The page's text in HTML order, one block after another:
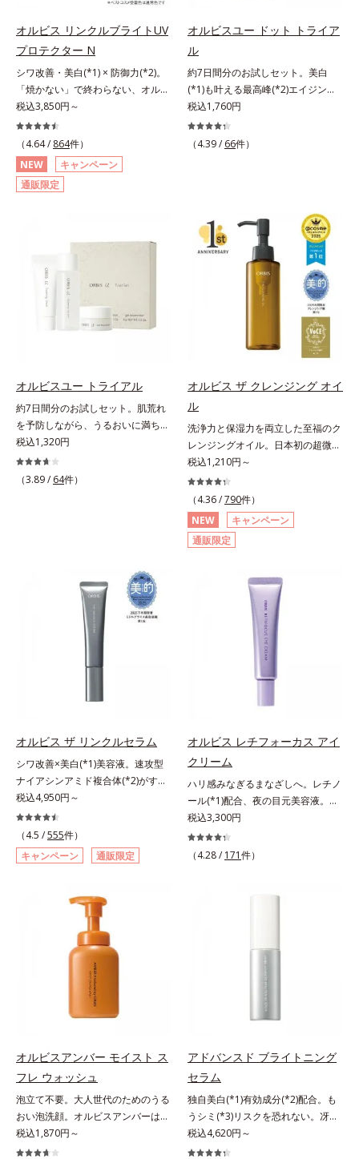
オルビス リンクルブライトUV
プロテクター N
シワ改善・美白(*1) × 防御力(*2)。
「焼かない」で終わらない、オルビ
ス最高峰(*3)日焼け止め。シワ改
善・美白(*1) × 防御力(*2)「焼かな
い」で終わらないオルビス最高峰
(*3)顔用日焼け止めです。ポーラ化
成の独自研究による、紫外線に反応
して強固な膜を形成する技術「瞬間
厚く強靭に進化することで、紫外線
守り、美容成分(*5)の浸透を促進
(*6)します。有効成分「ナイアシン
アミド」配合。真皮のコラーゲン産
生を促進し今あるシワを改善。メラ
プローチ。保湿成分が日中の肌にも
うるおいを与え、明るくなめらかな
肌へ導きます。さらに落ちにくくす
るとキシキシし、塗りごこちを優先
すると膜がくずれやすくなる日焼け
止めのジレンマを解消すべく試作を
ながら、白浮きしにくい処方に。シ
ワ改善・美白を叶えながら、紫外線
を味方にしてあなたの肌を守る最高
峰顔用日焼け止めです。*1 メラニ
ンの生成を抑え、シミ・ソバカスを
膜ができ始めることで膜が強くくず
れにくくなり、密閉することで保湿
成分を浸透促進すること（角層ま
で）*5 保湿成分*6 角層まで＜使用
量目安＞大きめのパール1粒程度
※全顔使用の場合＜使用ステップ＞
洗顔料 ⇒ 化粧水 ⇒ 保湿液 ⇒オル
ビス リンクルブライトUVプロテク
ージをご覧ください。・BEAUTY夏
税込3,850円～
（4.64 / 864件）
NEW
キャンペーン
通販限定
オルビスユー ドット トライア
ル
約7日間分のお試しセット。美白
(*1)も叶える最高峰(*2)エイジング
ケア(*3)。ハリも透明感(*4)も結果
主義。年齢サイン(*5)の因子に着目
した肌科学エイジングケア(*3)シリ
もに現れる年齢サイン(*5)について
研究を進めたところ、弾力感のない
状態である「ハリのなさ」や、くす
み(*6)などが現れている状態である
「透明感のなさ」が現れることで大
人の肌印象に大きな影響を与えてい
ることが分かりました。そこでオル
ビスユー ドットシリーズは美容成
分(*7)として「G.D.F.アクティベー
ら配合している美白有効成分「トラ
ネキサム酸」を配合しました。さら
に、シリーズ共通の美容成分(*7)
「GLルートブースター(*9)」を配合
することで、肌のふっくら感や透明
感を叶えます。美白ケアしながら多
角的なエイジングケアが叶うシリー
ズに。3ステップで上向き(*10)のハ
リと透明感を。効果的なシナジー設
計で、あなたのエイジングケアを応
え、シミ・ソバカスを防ぐ（ウォッ
シュ除く）*2 オルビス内スキンケ
アシリーズの保湿力*3 年齢に応じ
たお手入れのこと*4 うるおいによ
る*5 乾燥、ハリ・ツヤのなさ
*6 乾燥による*7 保湿成分*8
ロニセラカエルレア果汁、ノバラエ
エキス配合＝角層のすみずみまで水
分・油分を保ち、ハリ・ツヤを与え
る保湿成分*10 気持ちのことアレ
ルギーテスト済＝全ての方にアレル
ギーが起こらないということではあ
税込1,760円
（4.39 / 66件）
オルビスユー トライアル
約7日間分のお試しセット。肌荒れ
を予防しながら、うるおいに満ちた
美しい肌へ。7000種を超える成分
から厳選し、「うるおいの質(*1)」
に着目した初期エイジングケア(*2)
た美しい肌へと導きます。ポーラ・
オルビスグループ独自の肌荒れ防止
有効成分として、「DF-パンテノー
ル(*3)」を国内唯一(*4)、高濃度で
配合。角層のバリア機能にアプロー
リ感あふれる肌へと導きます。うる
おいに満ちたゆらがない肌をご体感
いただくために設計された3ステッ
プで、いつも力強く美しくあり続け
るあなたを応援します。*1 肌にう
るおいが満ち、維持されている状態
*2 年齢に応じたお手入れのこと
*3 デクスパンテノールW*4
び先行技術調査による当社調べ*5
オトギリソウエキス配合＝肌にうる
おいを与え、うるおいに満ちたハリ
ツヤ肌へ導く保湿成分アレルギーテ
スト済＝全ての方にアレルギーが起
こらないということではありませ
税込1,320円
（3.89 / 64件）
オルビス ザ クレンジング オイ
ル
洗浄力と保湿力を両立した至福のク
レンジングオイル。日本初の超微粒
子技術(*1)が毛穴奥の微細な汚れに
アプローチ。圧倒的な洗浄力と毛穴
悩みに着目したクレンジングオイル
です。日本初・超微粒子技術(*1)
で、さっと塗り広げるだけで濃いメ
イクはもちろん毛穴悩みも取り去
キンケア0番目に、かつてないクレ
ンジング(*2)をご用意しました。ポ
ーラ化成は独自の先端研究により、
ナノバブルよりも小さい超微粒子
(*3)をクレンジングに搭載すること
に成功。毛穴よりはるかに小さい超
微粒子とオイルが肌と汚れの間に入
することを防止し、細かい毛穴汚れ
をごっそりするん！角栓溶解オイル
(*4)が詰まりや黒ずみも溶かして、
毛穴の目立ちにくいすべすべ肌に洗
い上げます。大人肌のためのくすみ
(*5)を晴らすアプローチによって圧
巻の洗浄力と保湿力を叶え、毛穴目
やかな肌に導きます。*1 ポーラ化
ルから、汚れをはね返す水の膜をつ
くる技術が日本初（2024年12月時
点、J－GLOBALによる自社調べ）
*2 オルビス内でかつてないオイル
クレンジングのこと*3 ポーラ化成
ルコシド（保湿）で形成するミセル
*4 炭酸ジカプリリル*5 乾燥や汚れ
による*6 キメの乱れによる＜使用
量目安＞適量＜使用ステップ＞オル
ビス ザ クレンジング オイル ⇒
洗顔料 ⇒ 化粧水 ⇒ 保湿液
※W洗顔が必要です＜使用方法＞1.
税込1,210円～
（4.36 /790件）
NEW
キャンペーン
通販限定
オルビス ザ リンクルセラム
シワ改善×美白(*1)美容液。速攻型
ナイアシンアミド複合体(*2)がすば
やく浸透(*3)。ピンと、パッと。大
人の肌にハリ感を。シワ改善×美白
(*1)美容液。ポーラ化成 研究所の独
自研究で見出した、速攻型ナイアシ
ンアミド複合体(*2)と浸透サポート
有効成分「ナイアシンアミド」の浸
透スピードがアップ(*5)し、浸透し
にくい大人肌の深く(*3)まで素早く
届けます。真皮のコラーゲン産生を
促進し、年齢とともに刻まれる深い
悩みのシワを改善しながら、過剰な
メラニン生成を防ぎ未来のシミ・ソ
バカスを予防します。さらに独自研
(*6)で大人肌にハリ感をプラス。す
るっと伸び広がるテクスチャー
で、"顔全体にご使用いただける設
計"。見えているシワはもちろん、
自分では気づきにくい死角のシワの
改善にも効果を発揮します。*1 メ
ラニンの生成を抑え、シミ・ソバカ
税込4,950円～
（4.5 /555件）
キャンペーン
通販限定
オルビス レチフォーカス アイ
クリーム
ハリ感みなぎるまなざしへ。レチノ
ール(*1)配合、夜の目元美容液。オ
ルビスの目元技術を結集し、ハリ感
みなぎるまなざしへ。レチノール
(*1)配合の目元美容液です。目元悩
り、肌表面にピン！としたハリ感を
与え、さらに疑似セラミド(*3)が角
層の隙間に浸透(*4)。夜のスキンケ
アの最後にプラスすることで乾燥に
よる小ジワを目立たなくし、ハリ感
チノール配合＝保湿成分*2 パルミ
成分*3 ラウロイルグルタミン酸ジ
（フィトステリル/オクチルドデシ
ル）配合＝保湿成分*4 角層まで
税込3,300円
（4.28 / 171件）
オルビスアンバー モイスト ス
フレ ウォッシュ
泡立て不要。大人世代のためのうる
おい泡洗顔。オルビスアンバーは、
いつも⾃然体で美しくありたいと願
う⼤⼈世代に寄り添うブランドで
税込1,870円～
アドバンスド ブライトニング
セラム
独自美白(*1)有効成分(*2)配合。も
うシミ(*3)リスクを恐れない。冴え
わたる透明美肌(*4)へ。先端肌科学
が導く、透明感あふれる輝き(*4)
税込4,620円～